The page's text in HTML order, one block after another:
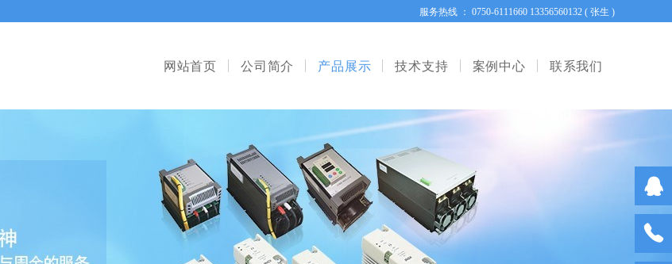
服务热线 ： 0750-6111660 13356560132 ( 张生 )
网站首页 公司简介 产品展示 技术支持 案例中心 联系我们